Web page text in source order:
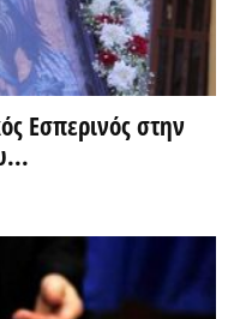
Εσπερινός στην